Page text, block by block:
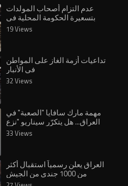
عدم التزام أصحاب المولدات
بتسعيرة الحكومة المحلية في
الأنبار يفاقم معاناة المواطنين
19 Views
تداعيات أزمة الغاز على المواطن
في الأنبار
32 Views
مهمة مارك سافايا "الصعبة" في
العراق... هل يتكرّر سيناريو "نزع
33 Views
العراق يعلن رسمياً استقبال أكثر
من 1000 جندي من الجيش
السوري عبر معبر القائم في الأنبار